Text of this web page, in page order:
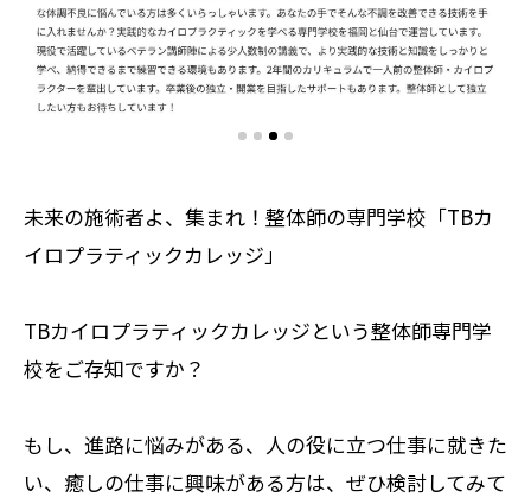
未来の施術者よ、集まれ！整体師の専門学校「TBカ
イロプラティックカレッジ」
TBカイロプラティックカレッジという整体師専門学
校をご存知ですか？
もし、進路に悩みがある、人の役に立つ仕事に就きた
い、癒しの仕事に興味がある方は、ぜひ検討してみて